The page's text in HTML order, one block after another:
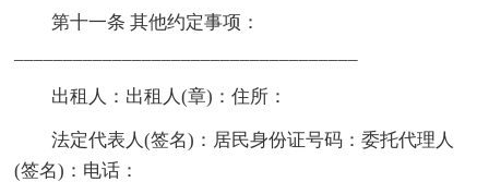
第十一条 其他约定事项：
出租人：出租人(章)：住所：
法定代表人(签名)：居民身份证号码：委托代理人
(签名)：电话：